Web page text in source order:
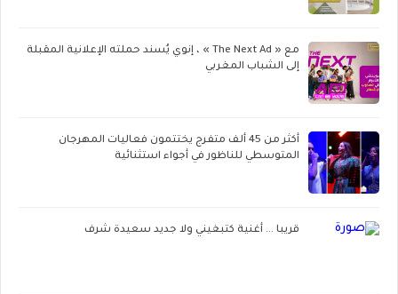
مع « The Next Ad » ، إنوي يُسند حملته الإعلانية المقبلة
إلى الشباب المغربي
أكثر من 45 ألف متفرج يختتمون فعاليات المهرجان
المتوسطي للناظور في أجواء استثنائية
قريبا ... أغنية كتبغيني ولا جديد سعيدة شرف